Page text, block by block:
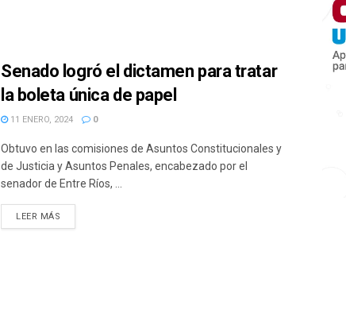
Senado logró el dictamen para tratar
la boleta única de papel
11 ENERO, 2024 0
Obtuvo en las comisiones de Asuntos Constitucionales y
de Justicia y Asuntos Penales, encabezado por el
senador de Entre Ríos, ...
LEER MÁS